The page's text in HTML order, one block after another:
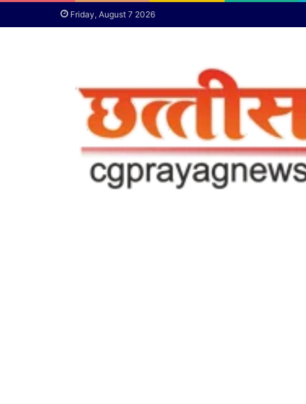
Friday, August 7 2026